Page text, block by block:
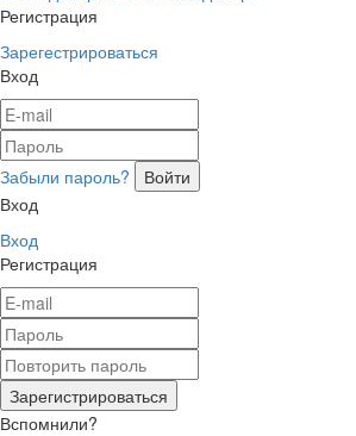
Регистрация
Зарегестрироваться
Вход
Забыли пароль?
Вход
Вход
Регистрация
Вспомнили?